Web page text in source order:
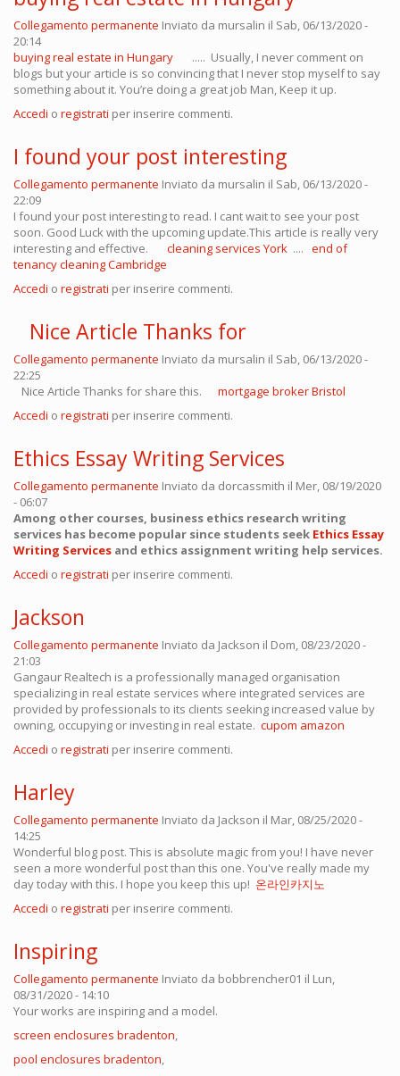
Collegamento permanente Inviato da mursalin il Sab, 06/13/2020 -
20:14
buying real estate in Hungary
..... Usually, I never comment on
blogs but your article is so convincing that I never stop myself to say
something about it. You’re doing a great job Man, Keep it up.
Accedi o registrati per inserire commenti.
I found your post interesting
Collegamento permanente Inviato da mursalin il Sab, 06/13/2020 -
22:09
I found your post interesting to read. I cant wait to see your post
soon. Good Luck with the upcoming update.This article is really very
interesting and effective. cleaning services York .... end of
tenancy cleaning Cambridge
Accedi o registrati per inserire commenti.
Nice Article Thanks for
Collegamento permanente Inviato da mursalin il Sab, 06/13/2020 -
22:25
Nice Article Thanks for share this. mortgage broker Bristol
Accedi o registrati per inserire commenti.
Ethics Essay Writing Services
Collegamento permanente Inviato da dorcassmith il Mer, 08/19/2020
- 06:07
Among other courses, business ethics research writing
services has become popular since students seek Ethics Essay
Writing Services and ethics assignment writing help services.
Accedi o registrati per inserire commenti.
Jackson
Collegamento permanente Inviato da Jackson il Dom, 08/23/2020 -
21:03
Gangaur Realtech is a professionally managed organisation
specializing in real estate services where integrated services are
provided by professionals to its clients seeking increased value by
owning, occupying or investing in real estate. cupom amazon
Accedi o registrati per inserire commenti.
Harley
Collegamento permanente Inviato da Jackson il Mar, 08/25/2020 -
14:25
Wonderful blog post. This is absolute magic from you! I have never
seen a more wonderful post than this one. You've really made my
day today with this. I hope you keep this up! 온라인카지노
Accedi o registrati per inserire commenti.
Inspiring
Collegamento permanente Inviato da bobbrencher01 il Lun,
08/31/2020 - 14:10
Your works are inspiring and a model.
screen enclosures bradenton,
pool enclosures bradenton,